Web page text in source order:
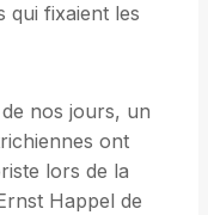
qui fixaient les
nos jours, un
ont
lors de la
Happel de